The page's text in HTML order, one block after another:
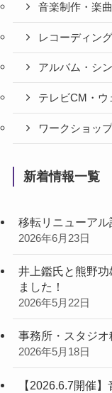
音楽制作・楽
レコーディング
アルバム・シ
テレビCM・ウ
ワークショッ
新着情報一覧
移転リニューア
2026年6月23日
井上鑑氏と熊野
ました！
2026年5月22日
事務所・スタジ
2026年5月18日
【2026.6.7開催